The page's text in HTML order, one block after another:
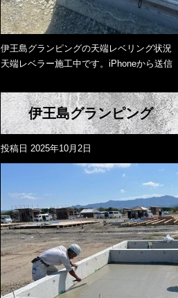
伊王島グランピングの天端レベリング状況
天端レベラー施工中です。iPhoneから送信
伊王島グランピング
投稿日 2025年10月2日